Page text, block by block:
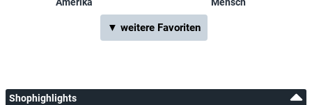
▼ weitere Favoriten
Shophighlights